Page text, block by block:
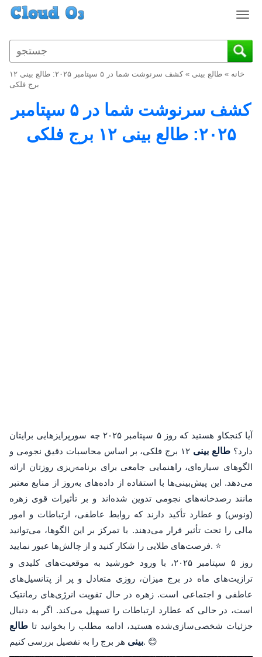
T
g
g
a
v
خانه » طالع بینی »
کشف سرنوشت شما در ۵ سپتامبر ۲۰۲۵: طالع بینی ۱۲
برج فلکی
کشف سرنوشت شما در ۵ سپتامبر
۲۰۲۵: طالع بینی ۱۲ برج فلکی
آیا کنجکاو هستید که روز ۵ سپتامبر ۲۰۲۵ چه سورپرایزهایی برایتان
دارد؟ طالع بینی
۱۲ برج فلکی، بر اساس محاسبات دقیق نجومی و
الگوهای سیاره‌ای، راهنمایی جامعی برای برنامه‌ریزی روزتان ارائه
می‌دهد. این پیش‌بینی‌ها با استفاده از داده‌های به‌روز از منابع معتبر
مانند رصدخانه‌های نجومی تدوین شده‌اند و بر تأثیرات قوی زهره
(ونوس) و عطارد تأکید دارند که روابط عاطفی، ارتباطات و امور
مالی را تحت تأثیر قرار می‌دهند. با تمرکز بر این الگوها، می‌توانید
فرصت‌های طلایی را شکار کنید و از چالش‌ها عبور نمایید. ⭐
روز ۵ سپتامبر ۲۰۲۵، با ورود خورشید به موقعیت‌های کلیدی و
ترازیت‌های ماه در برج میزان، روزی متعادل و پر از پتانسیل‌های
عاطفی و اجتماعی است. زهره در حال تقویت انرژی‌های رمانتیک
است، در حالی که عطارد ارتباطات را تسهیل می‌کند. اگر به دنبال
جزئیات شخصی‌سازی‌شده هستید، ادامه مطلب را بخوانید تا طالع
بینیهر برج را به تفصیل بررسی کنیم. 😊